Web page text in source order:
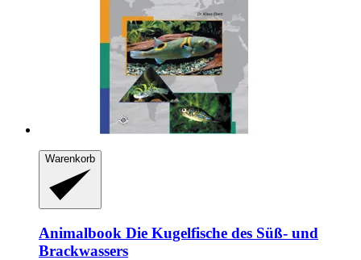
Warenkorb
Animalbook Die Kugelfische des Süß-​ und
Brackwassers